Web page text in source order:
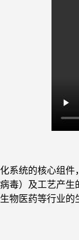
系统的核心组件
毒）及工艺产生
物医药等行业